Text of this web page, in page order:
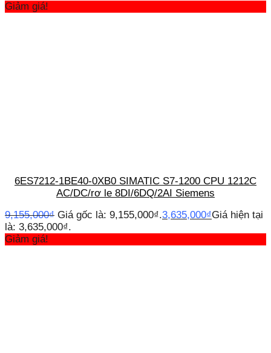
Giảm giá!
6ES7212-1BE40-0XB0 SIMATIC S7-1200 CPU 1212C
AC/DC/rơ le 8DI/6DQ/2AI Siemens
9,155,000₫ Giá gốc là: 9,155,000₫.3,635,000₫Giá hiện tại
là: 3,635,000₫.
Giảm giá!